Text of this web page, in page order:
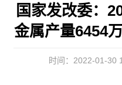
国家发改委：
金属产量6454
时间：2022-01-30